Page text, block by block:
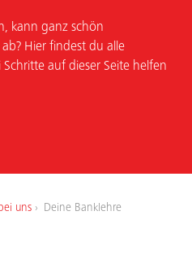
kann ganz schön
Hier findest du alle
auf dieser Seite helfen
uns Deine Banklehre